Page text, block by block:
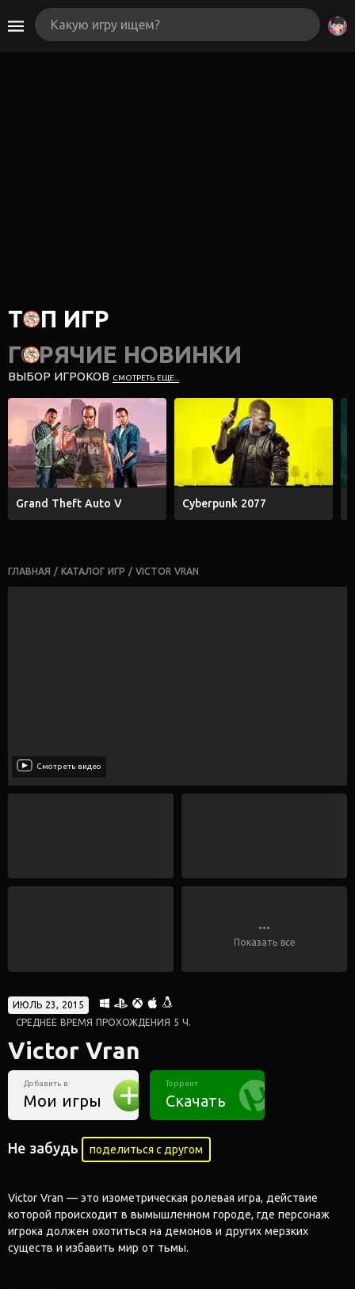
ТОП ИГР
ГОРЯЧИЕ НОВИНКИ
ВЫБОР ИГРОКОВ СМОТРЕТЬ ЕЩЕ...
Grand Theft Auto V Cyberpunk 2077
ГЛАВНАЯ / КАТАЛОГ ИГР / VICTOR VRAN
Смотреть видео
...
Показать все
ИЮЛЬ 23, 2015
СРЕДНЕЕ ВРЕМЯ ПРОХОЖДЕНИЯ 5 Ч.
Victor Vran
Добавить в
Мои игры
Торрент
Скачать
Не забудь поделиться с другом
Victor Vran — это изометрическая ролевая игра, действие
которой происходит в вымышленном городе, где персонаж
игрока должен охотиться на демонов и других мерзких
существ и избавить мир от тьмы.